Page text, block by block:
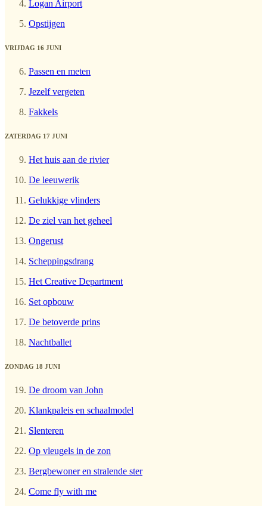
Logan Airport
Opstijgen
VRIJDAG 16 JUNI
Passen en meten
Jezelf vergeten
Fakkels
ZATERDAG 17 JUNI
Het huis aan de rivier
De leeuwerik
Gelukkige vlinders
De ziel van het geheel
Ongerust
Scheppingsdrang
Het Creative Department
Set opbouw
De betoverde prins
Nachtballet
ZONDAG 18 JUNI
De droom van John
Klankpaleis en schaalmodel
Slenteren
Op vleugels in de zon
Bergbewoner en stralende ster
Come fly with me